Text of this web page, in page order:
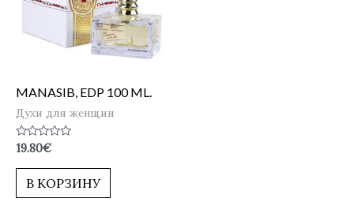
MANASIB, EDP 100 ML.
Духи для женщин
Оценка
из
19.80€
В КОРЗИНУ